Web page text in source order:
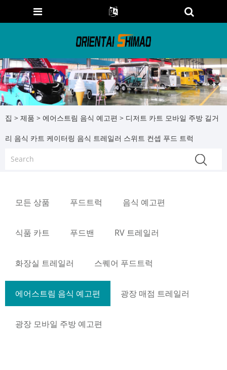
집 > 제품 > 에어스트림 음식 예고편 > 디저트 카트 모바일 주방 길거
리 음식 카트 케이터링 음식 트레일러 스위트 컨셉 푸드 트럭
모든 상품 푸드트럭 음식 예고편
식품 카트 푸드밴 RV 트레일러
화장실 트레일러 스퀘어 푸드트럭
에어스트림 음식 예고편 광장 매점 트레일러
광장 모바일 주방 예고편